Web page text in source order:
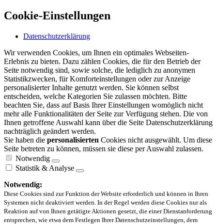
Cookie-Einstellungen
Datenschutzerklärung
Wir verwenden Cookies, um Ihnen ein optimales Webseiten-
Erlebnis zu bieten. Dazu zählen Cookies, die für den Betrieb der
Seite notwendig sind, sowie solche, die lediglich zu anonymen
Statistikzwecken, für Komforteinstellungen oder zur Anzeige
personalisierter Inhalte genutzt werden. Sie können selbst
entscheiden, welche Kategorien Sie zulassen möchten. Bitte
beachten Sie, dass auf Basis Ihrer Einstellungen womöglich nicht
mehr alle Funktionalitäten der Seite zur Verfügung stehen. Die von
Ihnen getroffene Auswahl kann über die Seite Datenschutzerklärung
nachträglich geändert werden.
Sie haben die personalisierten Cookies nicht ausgewählt. Um diese
Seite betreten zu können, müssen sie diese per Auswahl zulassen.
Notwendig
Statistik & Analyse
Notwendig:
Diese Cookies sind zur Funktion der Website erforderlich und können in Ihren
Systemen nicht deaktiviert werden. In der Regel werden diese Cookies nur als
Reaktion auf von Ihnen getätigte Aktionen gesetzt, die einer Dienstanforderung
entsprechen, wie etwa dem Festlegen Ihrer Datenschutzeinstellungen, dem